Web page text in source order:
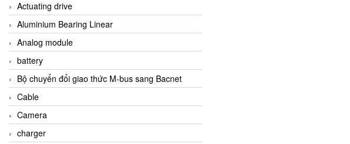
Actuating drive
Aluminium Bearing Linear
Analog module
battery
Bộ chuyển đổi giao thức M-bus sang Bacnet
Cable
Camera
charger